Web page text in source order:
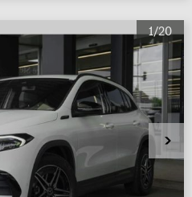
1/20